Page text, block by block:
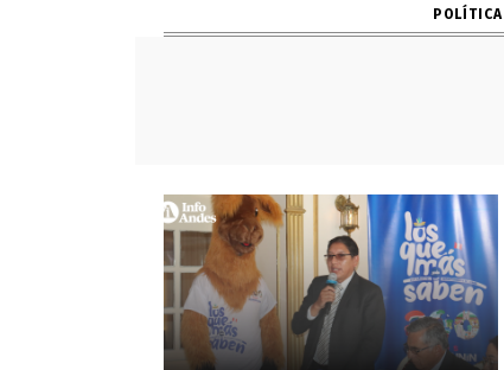
POLÍTICA